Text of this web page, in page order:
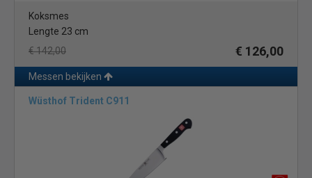
Koksmes
Lengte 23 cm
€ 142,00
€ 126,00
Messen bekijken
Wüsthof Trident C911